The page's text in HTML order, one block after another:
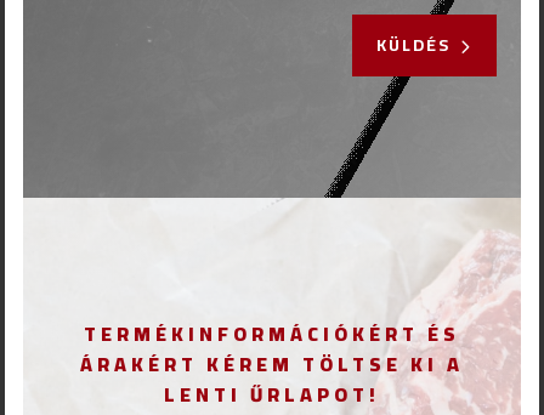
KÜLDÉS
TERMÉKINFORMÁCIÓKÉRT ÉS
ÁRAKÉRT KÉREM TÖLTSE KI A
LENTI ŰRLAPOT!